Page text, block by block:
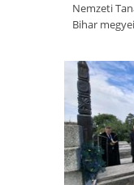
Nemzeti
Bihar